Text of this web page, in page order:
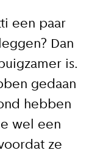
een paar
Dan
is.
gedaan
hebben
wel een
ze